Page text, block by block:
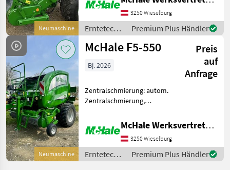
Neumaschine
Messer Profi-Flo
Schneidwerk, 6reihiger
ungesteuerter Pickup,
Rollenniederha
3250 Wieselburg
Erntetechnik
Grünland /
McHale
Premium Plus Händler
Neumaschine
McHale F5-550
Preis
auf
Anfrage
Bj. 2026
Zentralschmierung: autom.
Zentralschmierung,
Ballenkammer, Druckluft,
Netzbindung,
Rollenniederhalter,
Schneidwerk McHale F5-550
Festkammer Rundballen
McHale Werksvertretung - Harald Dachsberger
3250 Wieselburg
Erntetechnik
Grünland /
Premium Plus Händler